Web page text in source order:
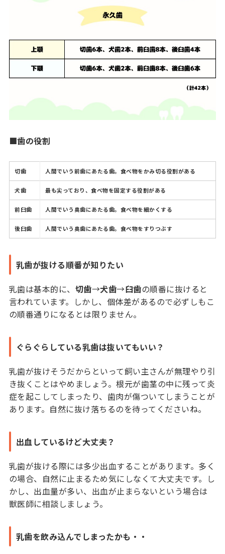
■歯の役割
切歯 人間でいう前歯にあたる歯。食べ物をかみ切る役割がある
犬歯 最も尖っており、食べ物を固定する役割がある
前臼歯 人間でいう奥歯にあたる歯。食べ物を細かくする
後臼歯 人間でいう奥歯にあたる歯。食べ物をすりつぶす
乳歯が抜ける順番が知りたい
乳歯は基本的に、 切歯→犬歯→臼歯の順番に抜けると
言われています。しかし、個体差があるので必ずしもこ
の順番通りになるとは限りません。
ぐらぐらしている乳歯は抜いてもいい？
乳歯が抜けそうだからといって飼い主さんが無理やり引
き抜くことはやめましょう。根元が歯茎の中に残って炎
症を起こしてしまったり、歯肉が傷ついてしまうことが
あります。自然に抜け落ちるのを待ってくださいね。
出血しているけど大丈夫？
乳歯が抜ける際には多少出血することがあります。多く
の場合、自然に止まるため気にしなくて大丈夫です。し
かし、出血量が多い、出血が止まらないという場合は
獣医師に相談しましょう。
乳歯を飲み込んでしまったかも・・